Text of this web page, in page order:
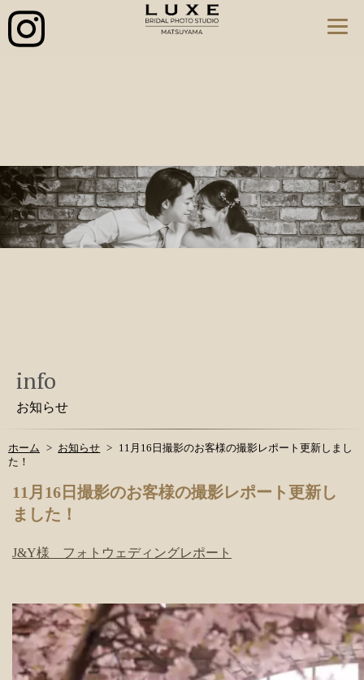
info
お知らせ
ホーム お知らせ
11月16日撮影のお客様の撮影レポート更新しまし
た！
11月16日撮影のお客様の撮影レポート更新し
ました！
J&Y様 フォトウェディングレポート